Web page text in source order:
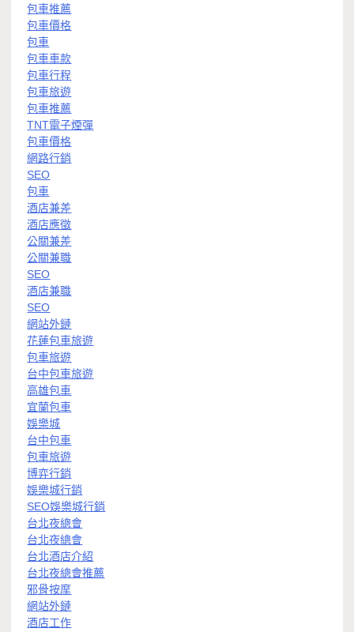
包車推薦
包車價格
包車
包車車款
包車行程
包車旅遊
包車推薦
TNT電子煙彈
包車價格
網路行銷
SEO
包車
酒店兼差
酒店應徵
公關兼差
公關兼職
SEO
酒店兼職
SEO
網站外鏈
花蓮包車旅遊
包車旅遊
台中包車旅遊
高雄包車
宜蘭包車
娛樂城
台中包車
包車旅遊
博弈行銷
娛樂城行銷
SEO娛樂城行銷
台北夜總會
台北夜總會
台北酒店介紹
台北夜總會推薦
邪骨按摩
網站外鏈
酒店工作